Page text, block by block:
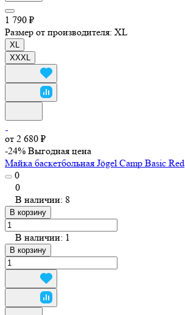
1 790 ₽
Размер от производителя: XL
XL
XXXL
от 2 680 ₽
-24% Выгодная цена
Майка баскетбольная Jögel Camp Basic Red
0
0
В наличии: 8
В корзину
В наличии: 1
В корзину